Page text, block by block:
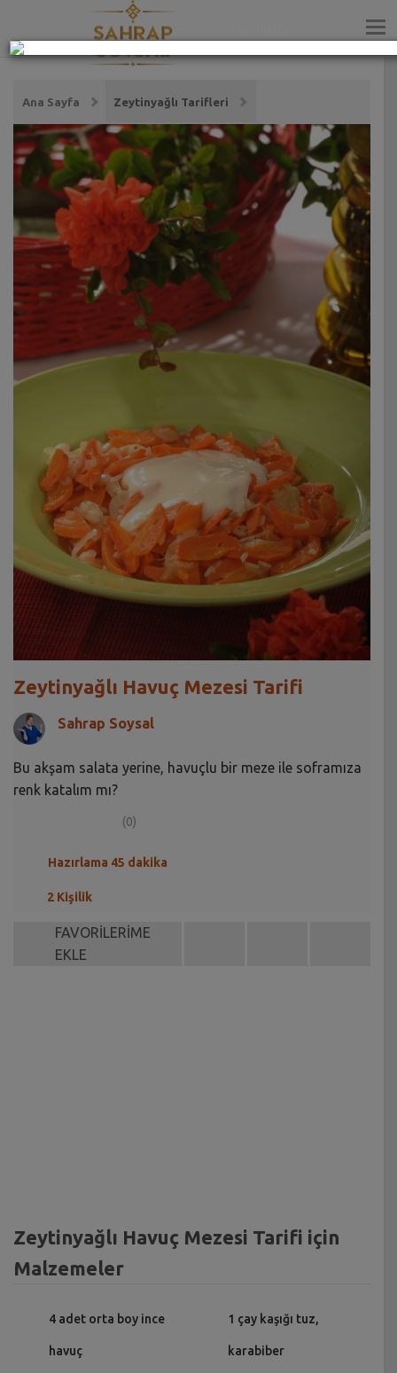
Ana Sayfa Zeytinyağlı Tarifleri
Zeytinyağlı Havuç Mezesi Tarifi
Sahrap Soysal
Bu akşam salata yerine, havuçlu bir meze ile soframıza
renk katalım mı?
(0)
Hazırlama 45 dakika
2 Kişilik
FAVORİLERİME
EKLE
Zeytinyağlı Havuç Mezesi Tarifi için
Malzemeler
4 adet orta boy ince
havuç
1 çay kaşığı tuz,
karabiber